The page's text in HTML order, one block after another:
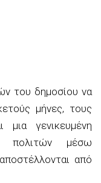
του δημοσίου να
μήνες, τους
μια γενικευμένη
πολιτών μέσω
από